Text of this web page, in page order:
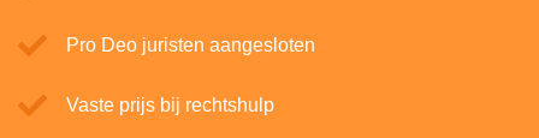
Pro Deo juristen aangesloten
Vaste prijs bij rechtshulp